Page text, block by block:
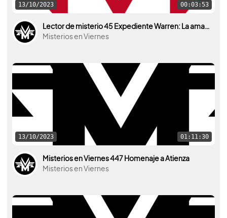
13/10/2023 00:03:53
Lector de misterio 45 Expediente Warren: La amante
Misterios en Viernes
13/10/2023 01:11:30
Misterios en Viernes 447 Homenaje a Atienza
Misterios en Viernes